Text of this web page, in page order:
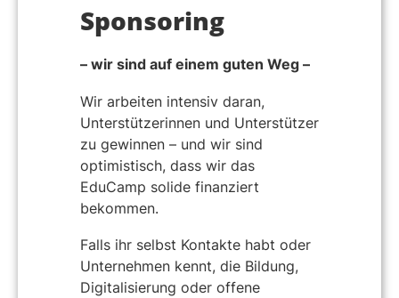
Sponsoring
– wir sind auf einem guten Weg –
Wir arbeiten intensiv daran,
Unterstützerinnen und Unterstützer
zu gewinnen – und wir sind
optimistisch, dass wir das
EduCamp solide finanziert
bekommen.
Falls ihr selbst Kontakte habt oder
Unternehmen kennt, die Bildung,
Digitalisierung oder offene